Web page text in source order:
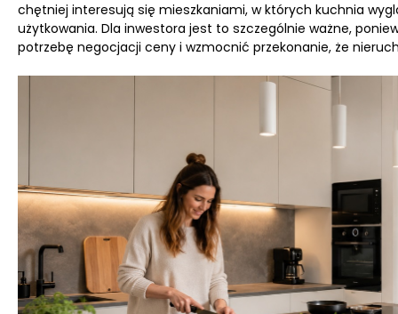
chętniej interesują się mieszkaniami, w których kuchnia
użytkowania. Dla inwestora jest to szczególnie ważne,
potrzebę negocjacji ceny i wzmocnić przekonanie, że